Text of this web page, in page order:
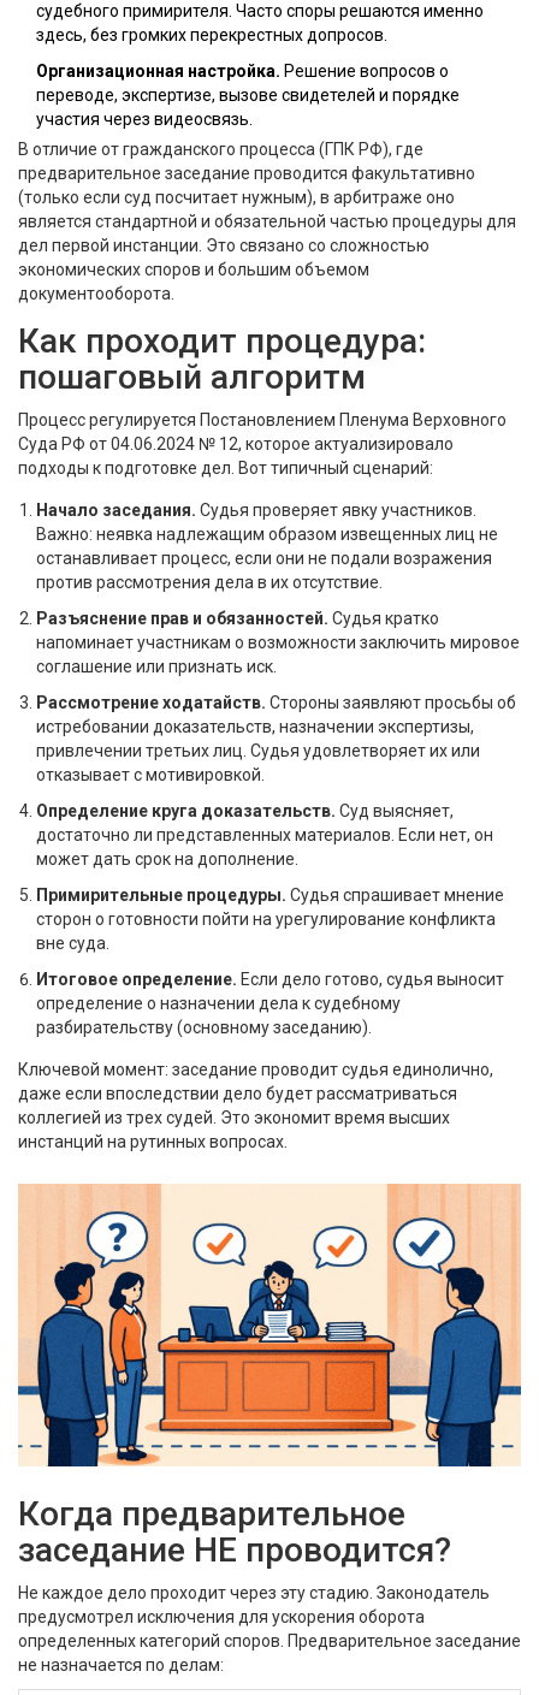
судебного примирителя. Часто споры решаются именно
здесь, без громких перекрестных допросов.
Организационная настройка. Решение вопросов о
переводе, экспертизе, вызове свидетелей и порядке
участия через видеосвязь.
В отличие от гражданского процесса (ГПК РФ), где
предварительное заседание проводится факультативно
(только если суд посчитает нужным), в арбитраже оно
является стандартной и обязательной частью процедуры для
дел первой инстанции. Это связано со сложностью
экономических споров и большим объемом
документооборота.
Как проходит процедура:
пошаговый алгоритм
Процесс регулируется Постановлением Пленума Верховного
Суда РФ от 04.06.2024 № 12, которое актуализировало
подходы к подготовке дел. Вот типичный сценарий:
Начало заседания. Судья проверяет явку участников.
Важно: неявка надлежащим образом извещенных лиц не
останавливает процесс, если они не подали возражения
против рассмотрения дела в их отсутствие.
Разъяснение прав и обязанностей. Судья кратко
напоминает участникам о возможности заключить мировое
соглашение или признать иск.
Рассмотрение ходатайств. Стороны заявляют просьбы об
истребовании доказательств, назначении экспертизы,
привлечении третьих лиц. Судья удовлетворяет их или
отказывает с мотивировкой.
Определение круга доказательств. Суд выясняет,
достаточно ли представленных материалов. Если нет, он
может дать срок на дополнение.
Примирительные процедуры. Судья спрашивает мнение
сторон о готовности пойти на урегулирование конфликта
вне суда.
Итоговое определение. Если дело готово, судья выносит
определение о назначении дела к судебному
разбирательству (основному заседанию).
Ключевой момент: заседание проводит судья единолично,
даже если впоследствии дело будет рассматриваться
коллегией из трех судей. Это экономит время высших
инстанций на рутинных вопросах.
Когда предварительное
заседание НЕ проводится?
Не каждое дело проходит через эту стадию. Законодатель
предусмотрел исключения для ускорения оборота
определенных категорий споров. Предварительное заседание
не назначается по делам: